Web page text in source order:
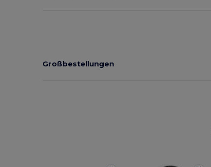
Großbestellungen